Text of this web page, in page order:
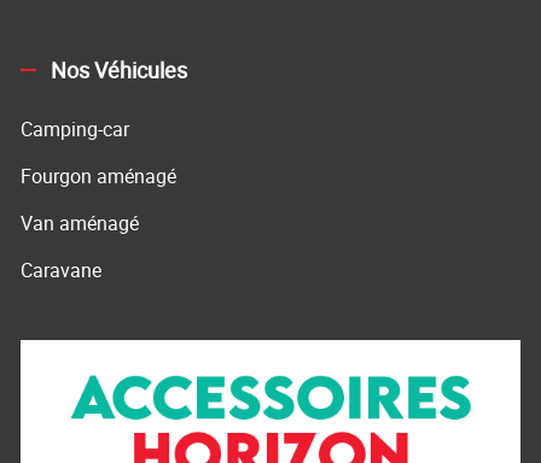
Nos Véhicules
Camping-car
Fourgon aménagé
Van aménagé
Caravane